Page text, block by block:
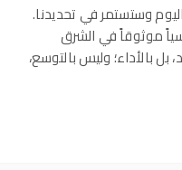
وستستمر في تحديدنا.
موثوقاً في الشرق
بالأداء؛ وليس بالتوسع،